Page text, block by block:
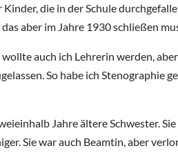
die in der Schule
aber im Jahre 1930 schließen
auch ich Lehrerin werden,
So habe ich Stenographie
Jahre ältere Schwester.
Sie war auch Beamtin, aber